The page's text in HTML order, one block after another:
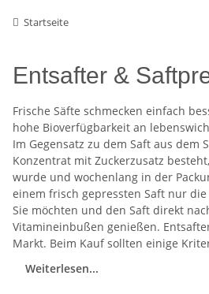
Startseite
Entsafter &
Frische Säfte schmecken einfach
hohe Bioverfügbarkeit an
Im Gegensatz zu dem Saft aus dem
Konzentrat mit Zuckerzusatz
wurde und wochenlang in der
einem frisch gepressten Saft nur
Sie möchten und den Saft direkt
Vitamineinbußen genießen.
Markt. Beim Kauf sollten einige
Weiterlesen...